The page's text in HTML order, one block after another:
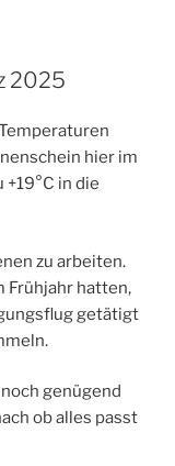
2025
hier im
in die
zu arbeiten.
Frühjahr hatten,
getätigt
genügend
ob alles passt